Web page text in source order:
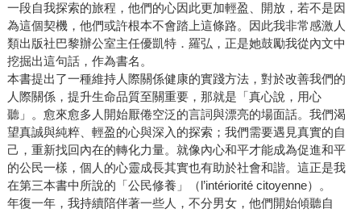
一段自我探索的旅程，他們的心因此更加輕盈、開放，若不是因
為這個契機，他們或許根本不會踏上這條路。因此我非常感激人
類出版社巴黎辦公室主任優凱特．羅弘，正是她鼓勵我從內文中
挖掘出這句話，作為書名。
本書提出了一種維持人際關係健康的實踐方法，對於改善我們的
人際關係，提升生命品質至關重要，那就是「真心說，用心
聽」。愈來愈多人開始厭倦空泛的言詞與漂亮的場面話。我們渴
望真誠與純粹、輕盈的心與深入的探索；我們需要遇見真實的自
己，重新找回內在的轉化力量。就像內心和平才能成為促進和平
的公民一樣，個人的心靈成長其實也有助於社會和諧。這正是我
在第三本書中所說的「公民修養」（l’intériorité citoyenne）。
年復一年，我持續陪伴著一些人，不分男女，他們開始傾聽自